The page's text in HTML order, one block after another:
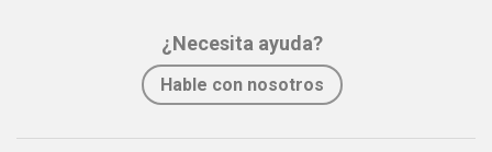
¿Necesita ayuda?
Hable con nosotros